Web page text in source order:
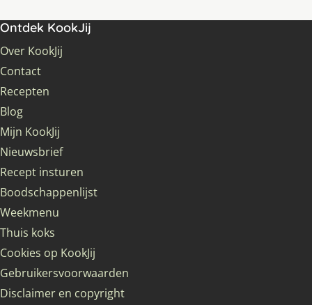
Ontdek KookJij
Over KookJij
Contact
Recepten
Blog
Mijn KookJij
Nieuwsbrief
Recept insturen
Boodschappenlijst
Weekmenu
Thuis koks
Cookies op KookJij
Gebruikersvoorwaarden
Disclaimer en copyright